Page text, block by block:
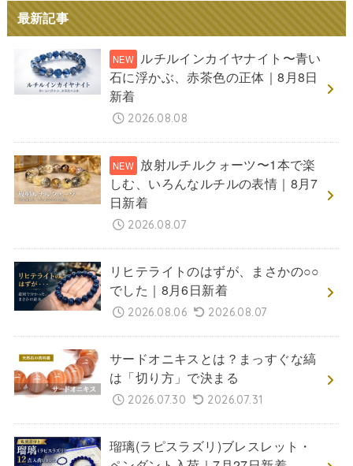
最新記事
ルチルインカイヤナイト〜青い
石に浮かぶ、赤茶色の正体｜8月8日
新着
2026.08.08
放射ルチルクォーツ〜1本で楽
しむ、いろんなルチルの表情｜8月7
日新着
2026.08.07
リヒテライトのはずが、まさかの○○
でした｜8月6日新着
2026.08.06 2026.08.07
サードオニキスとは？まっすぐな縞
は「切り方」で決まる
2026.07.30 2026.07.31
瑠璃(ラピスラズリ)ブレスレット・